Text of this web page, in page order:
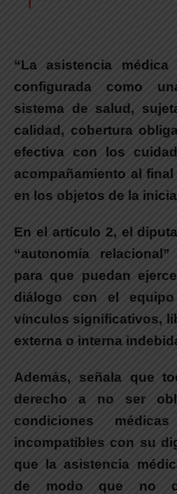
“La asistencia
configurada como
sistema de salud,
calidad, cobertura
efectiva con los
acompañamiento al
en los objetos de la
En el artículo 2, el
“autonomía
para que puedan
diálogo con el
vínculos significativos,
externa o interna
Además, señala que
derecho a no ser
condiciones
incompatibles con su
que la asistencia
de modo que no